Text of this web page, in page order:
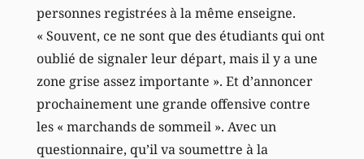
personnes registrées à la même enseigne.
« Souvent, ce ne sont que des étudiants qui ont
oublié de signaler leur départ, mais il y a une
zone grise assez importante ». Et d’annoncer
prochainement une grande offensive contre
les « marchands de sommeil ». Avec un
questionnaire, qu’il va soumettre à la